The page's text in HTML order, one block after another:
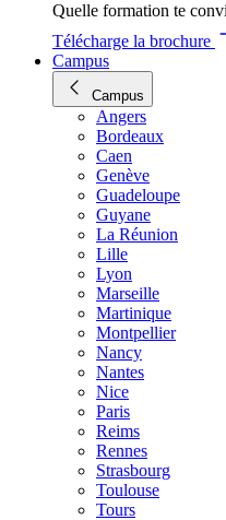
Quelle formation te
Télécharge la brochure
Campus
Campus
Angers
Bordeaux
Caen
Genève
Guadeloupe
Guyane
La Réunion
Lille
Lyon
Marseille
Martinique
Montpellier
Nancy
Nantes
Nice
Paris
Reims
Rennes
Strasbourg
Toulouse
Tours